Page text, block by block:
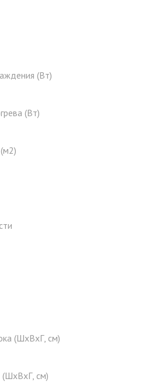
(Вт)
(Вт)
(ШxВxГ, см)
(ШxВxГ, см)